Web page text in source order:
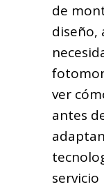
de
diseño,
ver
antes